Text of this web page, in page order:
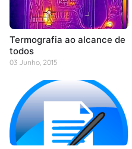
Termografia ao alcance de
todos
03 Junho, 2015